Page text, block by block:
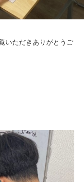
いただきありがとうご